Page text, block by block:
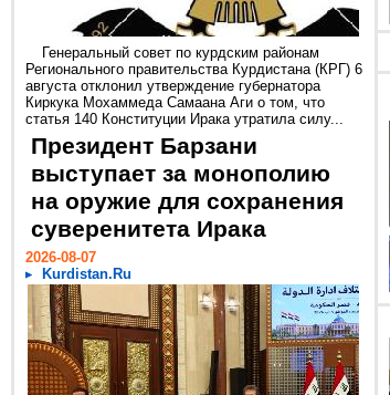
Генеральный совет по курдским районам
Регионального правительства Курдистана (КРГ) 6
августа отклонил утверждение губернатора
Киркука Мохаммеда Самаана Аги о том, что
статья 140 Конституции Ирака утратила силу...
Президент Барзани
выступает за монополию
на оружие для сохранения
суверенитета Ирака
2026-08-07
Kurdistan.Ru